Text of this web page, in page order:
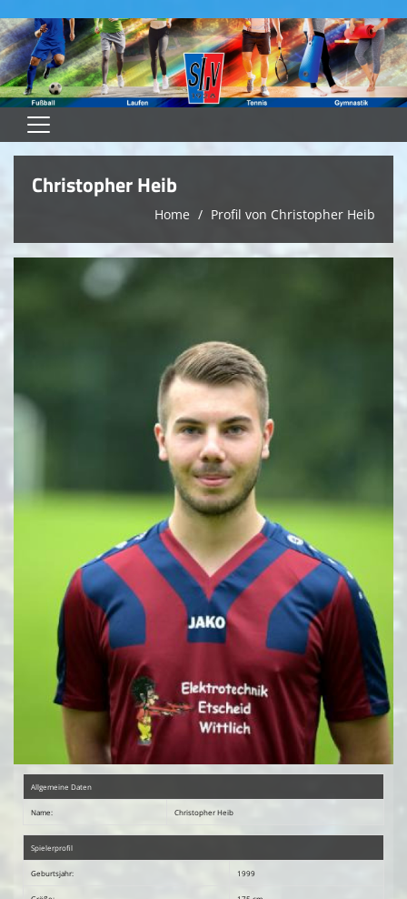
Home
Heimspielplan
Downloads
Rasen-Sportplatz
SVL Reloaded Unterstützer
Christopher Heib
Home Profil von Christopher Heib
Allgemeine Daten
Name: Christopher Heib
Spielerprofil
Geburtsjahr: 1999